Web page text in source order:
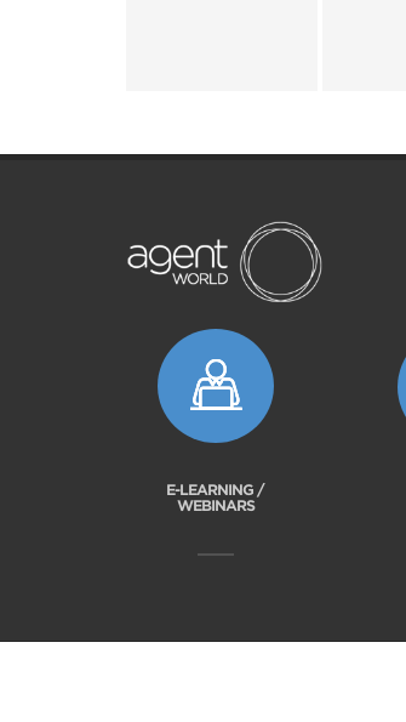
E-LEARNING /
WEBINARS